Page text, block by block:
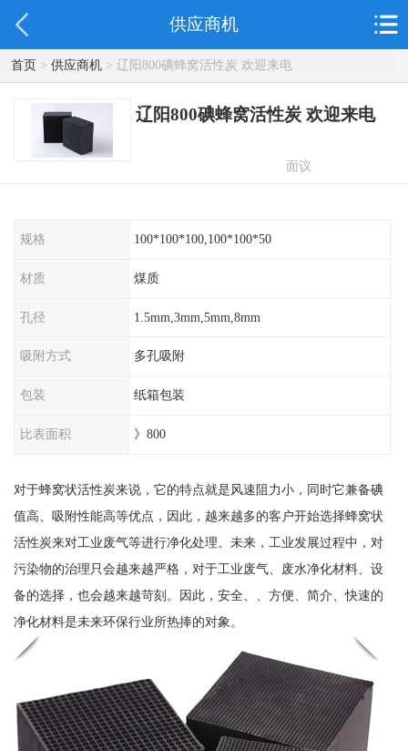
供应商机
首页> 供应商机> 辽阳800碘蜂窝活性炭 欢迎来电
辽阳800碘蜂窝活性炭 欢迎来电
面议
规格 100*100*100,100*100*50
材质 煤质
孔径 1.5mm,3mm,5mm,8mm
吸附方式 多孔吸附
包装 纸箱包装
比表面积 》800
对于蜂窝状活性炭来说，它的特点就是风速阻力小，同时它兼备碘
值高、吸附性能高等优点，因此，越来越多的客户开始选择蜂窝状
活性炭来对工业废气等进行净化处理。未来，工业发展过程中，对
污染物的治理只会越来越严格，对于工业废气、废水净化材料、设
备的选择，也会越来越苛刻。因此，安全、、方便、简介、快速的
净化材料是未来环保行业所热捧的对象。